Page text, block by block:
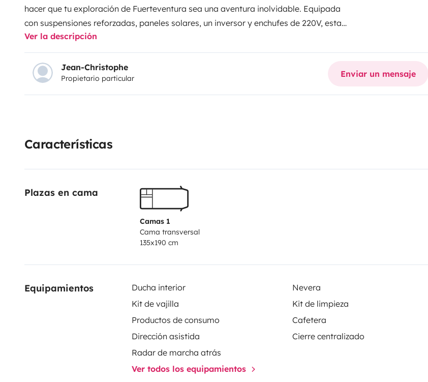
hacer que tu exploración de Fuerteventura sea una aventura inolvidable. Equipada
con suspensiones reforzadas, paneles solares, un inversor y enchufes de 220V, esta
camper asegura un viaje en confort absoluto. La camper cuenta tambien con un
tanque de agua limpia de 100 litros con una caldera que calienta rapido el agua tanto
la ducha como la cocina, hay bastante almacenamiento para manterner la camper
ordenada y hay una nevera espaciosa. Transforma cada roadtrip en una experiencia
hogareña en nuestra furgoneta. Explora Fuerteventura con una comodidad
posibilidad de entrega y recogida en el aeropuerto por €25 y €25
Ver la descripción
Jean-Christophe
Propietario particular Enviar un mensaje
Características
Plazas en cama
Camas 1
Cama transversal
135x190 cm
Equipamientos Ducha interior
Nevera
Kit de vajilla
Kit de limpieza
Productos de consumo
Cafetera
Dirección asistida
Cierre centralizado
Radar de marcha atrás
Ver todos los equipamientos